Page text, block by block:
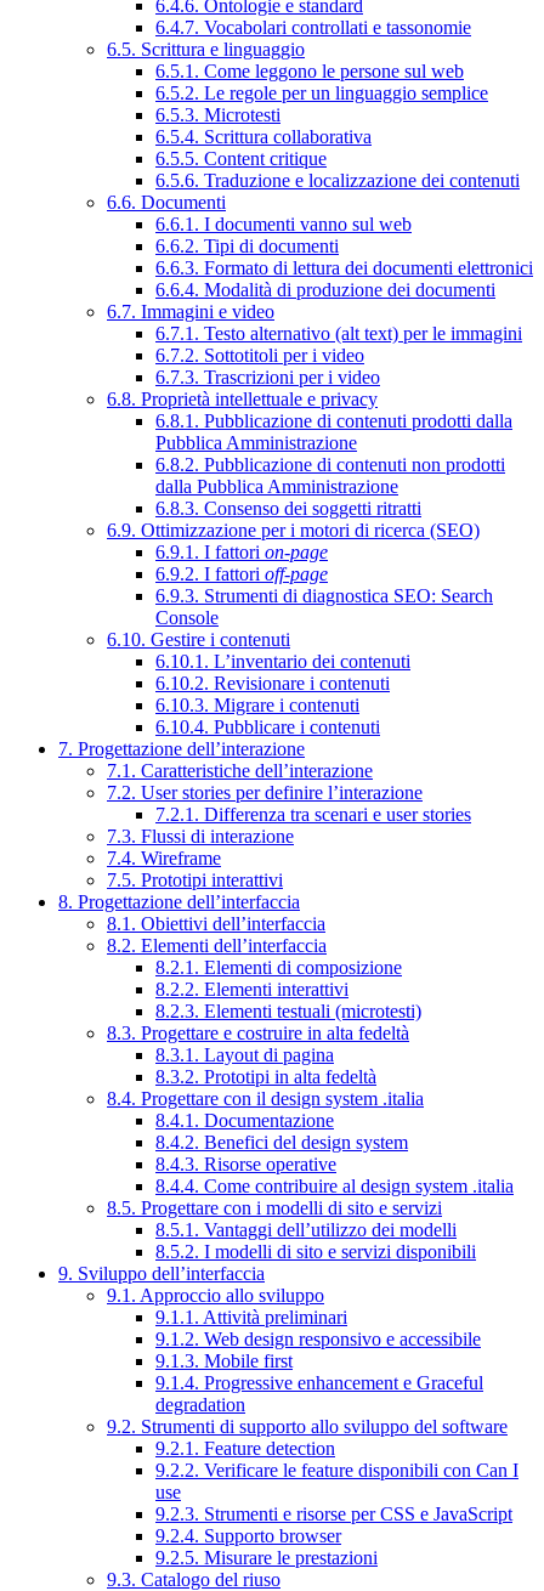
6.4.6. Ontologie e standard
6.4.7. Vocabolari controllati e tassonomie
6.5. Scrittura e linguaggio
6.5.1. Come leggono le persone sul web
6.5.2. Le regole per un linguaggio semplice
6.5.3. Microtesti
6.5.4. Scrittura collaborativa
6.5.5. Content critique
6.5.6. Traduzione e localizzazione dei contenuti
6.6. Documenti
6.6.1. I documenti vanno sul web
6.6.2. Tipi di documenti
6.6.3. Formato di lettura dei documenti elettronici
6.6.4. Modalità di produzione dei documenti
6.7. Immagini e video
6.7.1. Testo alternativo (alt text) per le immagini
6.7.2. Sottotitoli per i video
6.7.3. Trascrizioni per i video
6.8. Proprietà intellettuale e privacy
6.8.1. Pubblicazione di contenuti prodotti dalla
Pubblica Amministrazione
6.8.2. Pubblicazione di contenuti non prodotti
dalla Pubblica Amministrazione
6.8.3. Consenso dei soggetti ritratti
6.9. Ottimizzazione per i motori di ricerca (SEO)
6.9.1. I fattori on-page
6.9.2. I fattori off-page
6.9.3. Strumenti di diagnostica SEO: Search
Console
6.10. Gestire i contenuti
6.10.1. L’inventario dei contenuti
6.10.2. Revisionare i contenuti
6.10.3. Migrare i contenuti
6.10.4. Pubblicare i contenuti
7. Progettazione dell’interazione
7.1. Caratteristiche dell’interazione
7.2. User stories per definire l’interazione
7.2.1. Differenza tra scenari e user stories
7.3. Flussi di interazione
7.4. Wireframe
7.5. Prototipi interattivi
8. Progettazione dell’interfaccia
8.1. Obiettivi dell’interfaccia
8.2. Elementi dell’interfaccia
8.2.1. Elementi di composizione
8.2.2. Elementi interattivi
8.2.3. Elementi testuali (microtesti)
8.3. Progettare e costruire in alta fedeltà
8.3.1. Layout di pagina
8.3.2. Prototipi in alta fedeltà
8.4. Progettare con il design system .italia
8.4.1. Documentazione
8.4.2. Benefici del design system
8.4.3. Risorse operative
8.4.4. Come contribuire al design system .italia
8.5. Progettare con i modelli di sito e servizi
8.5.1. Vantaggi dell’utilizzo dei modelli
8.5.2. I modelli di sito e servizi disponibili
9. Sviluppo dell’interfaccia
9.1. Approccio allo sviluppo
9.1.1. Attività preliminari
9.1.2. Web design responsivo e accessibile
9.1.3. Mobile first
9.1.4. Progressive enhancement e Graceful
degradation
9.2. Strumenti di supporto allo sviluppo del software
9.2.1. Feature detection
9.2.2. Verificare le feature disponibili con Can I
use
9.2.3. Strumenti e risorse per CSS e JavaScript
9.2.4. Supporto browser
9.2.5. Misurare le prestazioni
9.3. Catalogo del riuso